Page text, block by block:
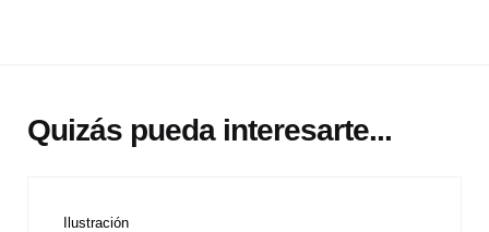
Quizás pueda interesarte...
Ilustración